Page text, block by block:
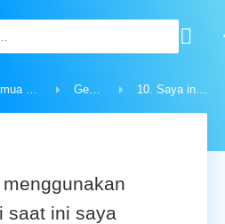
Semua Topik General 10. Saya ingin menggunakan CATAPA, tetapi saat ini saya sedang menggunakan aplikasi sejenis yang lain. Apakah mungkin jika data saat ini dipindahkan?
saat ini saya